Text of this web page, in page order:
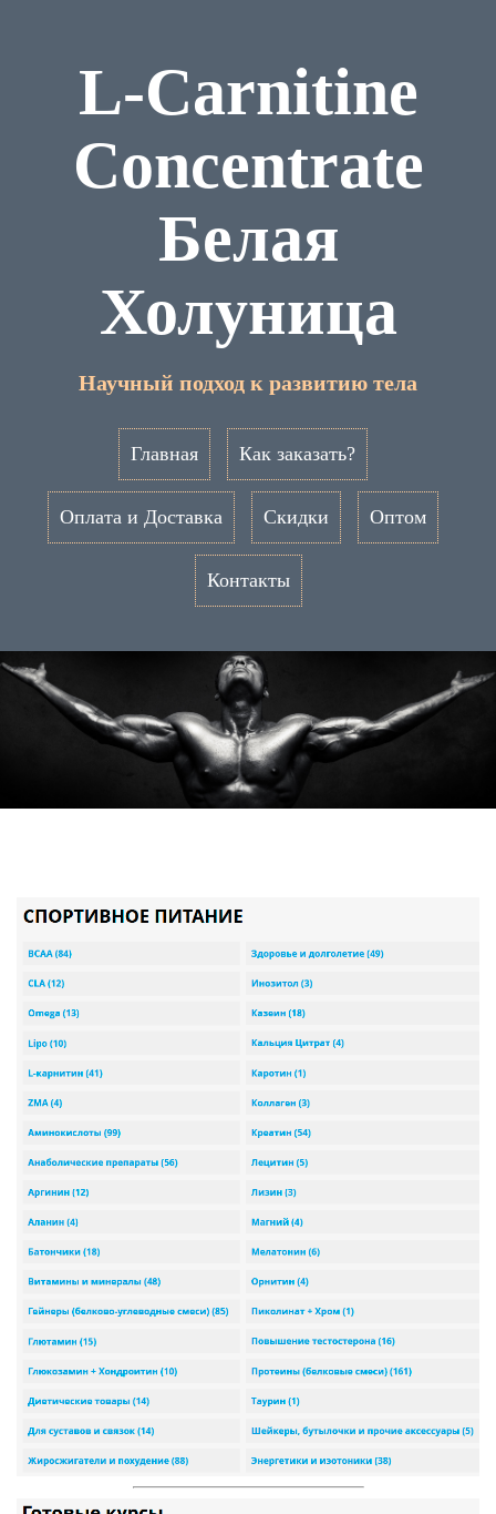
L-Carnitine
Сoncentrate
Белая
Холуница
Научный подход к развитию тела
Главная Как заказать?
Оплата и Доставка Скидки Оптом
Контакты